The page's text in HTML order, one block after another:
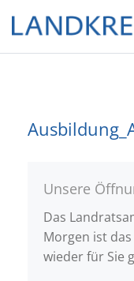
Unsere
Das
Morgen ist
wieder für Sie